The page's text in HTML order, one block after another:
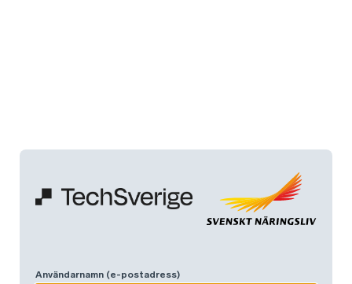
Användarnamn (e-postadress)